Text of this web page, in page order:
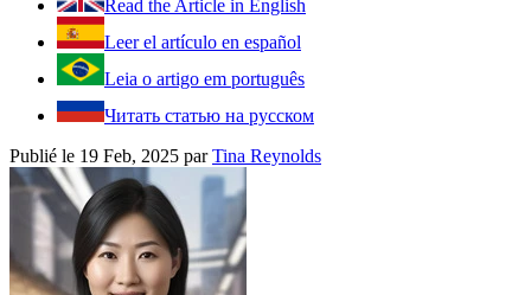
Read the Article in English
Leer el artículo en español
Leia o artigo em português
Читать статью на русском
Publié le 19 Feb, 2025 parTina Reynolds